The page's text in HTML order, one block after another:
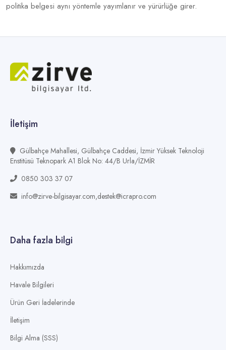
politika belgesi aynı yöntemle yayımlanır ve yürürlüğe girer.
İletişim
Gülbahçe Mahallesi, Gülbahçe Caddesi, İzmir Yüksek Teknoloji
Enstitüsü Teknopark A1 Blok No: 44/B Urla/İZMİR
0850 303 37 07
info@zirve-bilgisayar.com,destek@icrapro.com
Daha fazla bilgi
Hakkımızda
Havale Bilgileri
Ürün Geri İadelerinde
İletişim
Bilgi Alma (SSS)